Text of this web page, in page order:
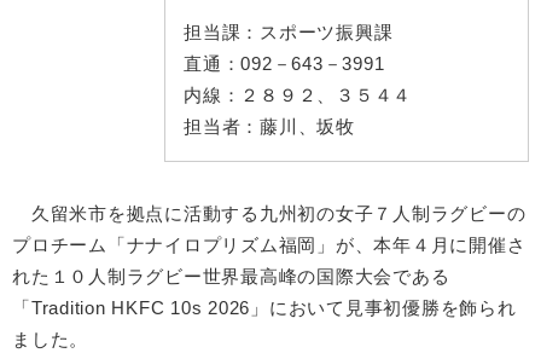
担当課： スポーツ振興課
直通：092－643－3991
内線： ２８９２、３５４４
担当者： 藤川、坂牧
久留米市を拠点に活動する九州初の女子７人制ラグビーの
プロチーム「ナナイロプリズム福岡」が、本年４月に開催さ
れた１０人制ラグビー世界最高峰の国際大会である
「Tradition HKFC 10s 2026」において見事初優勝を飾られ
ました。